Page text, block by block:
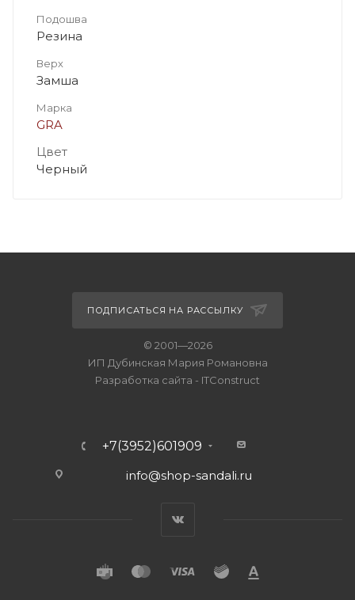
Подошва
Резина
Верх
Замша
Марка
GRA
Цвет
Черный
ПОДПИСАТЬСЯ НА РАССЫЛКУ
© 2001—2026
ИП Дубинская Мария Романовна
Разработка сайта - ITConstruct
+7(3952)601909
info@shop-sandali.ru